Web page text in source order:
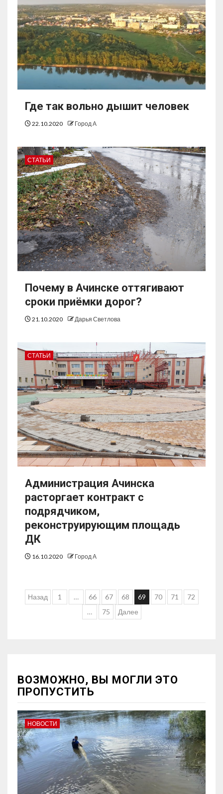
Где так вольно дышит человек
22.10.2020 Город А
СТАТЬИ
Почему в Ачинске оттягивают
сроки приёмки дорог?
21.10.2020 Дарья Светлова
СТАТЬИ
Администрация Ачинска
расторгает контракт с
подрядчиком,
реконструирующим площадь
ДК
16.10.2020 Город А
Назад 1 … 66 67 68 69 70 71
72
…
75 Далее
ВОЗМОЖНО, ВЫ МОГЛИ ЭТО
ПРОПУСТИТЬ
НОВОСТИ